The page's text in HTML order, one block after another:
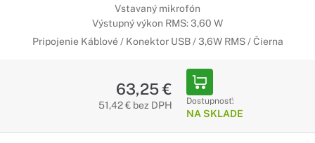
Vstavaný mikrofón
Výstupný výkon RMS: 3,60 W
Pripojenie Káblové / Konektor USB / 3,6W RMS / Čierna
63,25 €
51,42 € bez DPH Dostupnosť:
NA SKLADE